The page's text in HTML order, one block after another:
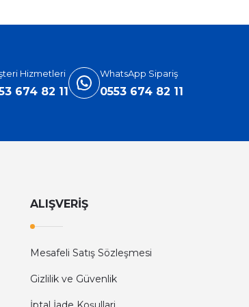
Hizmetleri
674 82 11
WhatsApp Sipariş
0553 674 82 11
ALIŞVERİŞ
Mesafeli Satış Sözleşmesi
Gizlilik ve Güvenlik